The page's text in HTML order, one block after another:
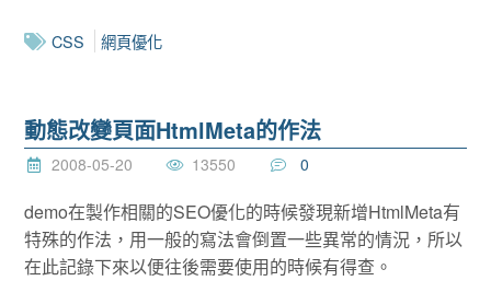
CSS 網頁優化
動態改變頁面HtmlMeta的作法
2008-05-20 13550 0
demo在製作相關的SEO優化的時候發現新增HtmlMeta有
特殊的作法，用一般的寫法會倒置一些異常的情況，所以
在此記錄下來以便往後需要使用的時候有得查。